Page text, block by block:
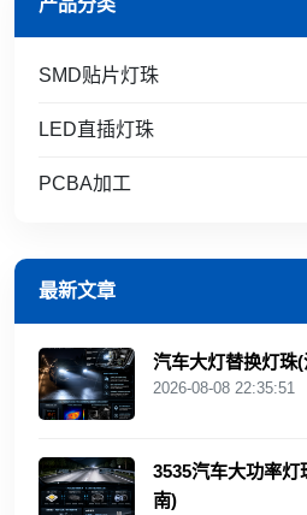
SMD贴片灯珠
LED直插灯珠
PCBA加工
最新文章
汽车大灯替换灯珠
2026-08-08 22:35:51
3535汽车大功率
南)